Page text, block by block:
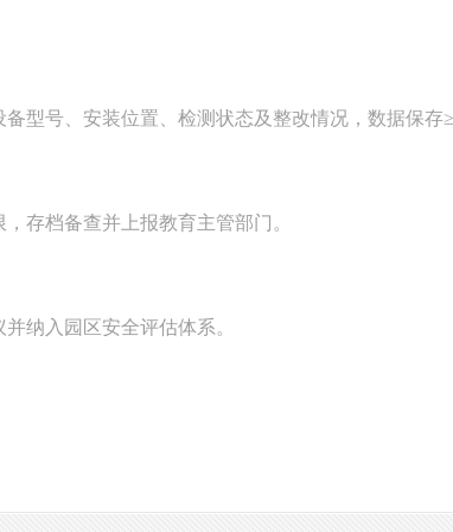
型号、安装位置、检测状态及整改情况，数据保存
存档备查并上报教育主管部门。
纳入园区安全评估体系。